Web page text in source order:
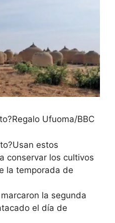
Regalo Ufuoma/BBC
Usan estos
conservar los cultivos
la temporada de
la segunda
el día de